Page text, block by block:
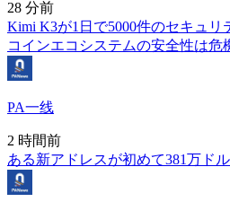
28 分前
Kimi K3が1日で5000件のセキュリ
コインエコシステムの安全性は危
PA一线
2 時間前
ある新アドレスが初めて381万ド